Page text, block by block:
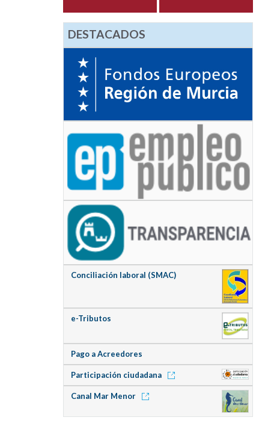
DESTACADOS
Conciliación laboral (SMAC)
e-Tributos
Pago a Acreedores
Participación ciudadana
Canal Mar Menor